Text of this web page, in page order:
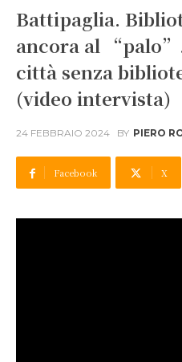
Battipaglia.
ancora al
città senza
(video intervista)
24 FEBBRAIO 2024 BY PIERO
Facebook X